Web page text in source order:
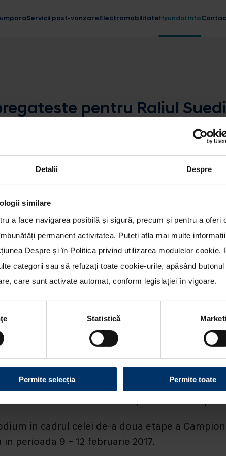
Detalii Despre
similare
a face navigarea posibilă și sigură, precum și pentru a oferi
permanent activitatea. Puteți afla mai multe
Despre și în Politica privind utilizarea modulelor cookie.
categorii sau să refuzați toate cookie-urile, apăsând butonul
care sunt activate automat, conform legislației în vigoare.
Statistică
Permite selecția Permite toate
pentru Raliul
podium in Raliul Suediei, cea de-a doua
rezultate bune cu noul Hyundai i20 Coupe
in cadrul celei de-a doua etape a
perioada 9 – 12 februarie 2017.
Servicii post-vanzareElectromobilitateHyundai info